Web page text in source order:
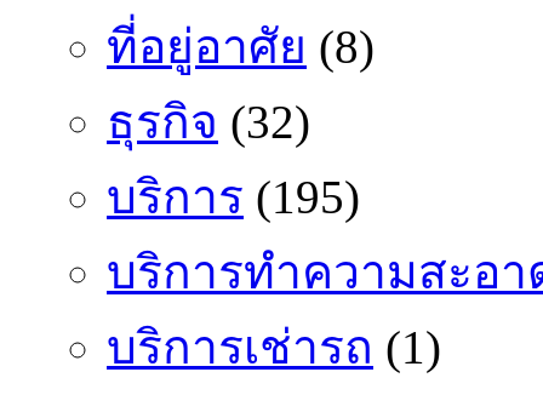
ที่อยู่อาศัย (8)
ธุรกิจ (32)
บริการ (195)
บริการทำความสะอา
บริการเช่ารถ (1)